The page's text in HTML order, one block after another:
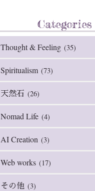
Categories
Thought & Feeling (35)
Spiritualism (73)
天然石 (26)
Nomad Life (4)
AI Creation (3)
Web works (17)
その他 (3)